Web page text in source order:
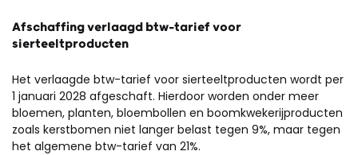
Afschaffing verlaagd btw-tarief voor
sierteeltproducten
Het verlaagde btw-tarief voor sierteeltproducten wordt per
1 januari 2028 afgeschaft. Hierdoor worden onder meer
bloemen, planten, bloembollen en boomkwekerijproducten
zoals kerstbomen niet langer belast tegen 9%, maar tegen
het algemene btw-tarief van 21%.